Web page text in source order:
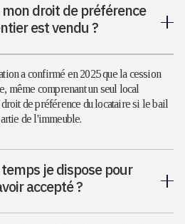
droit de préférence
est vendu ?
a confirmé en 2025 que la cession
même comprenant un seul local
de préférence du locataire si le bail
de l'immeuble.
je dispose pour
accepté ?